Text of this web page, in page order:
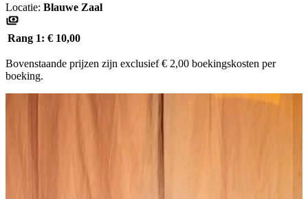
Locatie: Blauwe Zaal
Rang 1: € 10,00
Bovenstaande prijzen zijn exclusief € 2,00 boekingskosten per
boeking.